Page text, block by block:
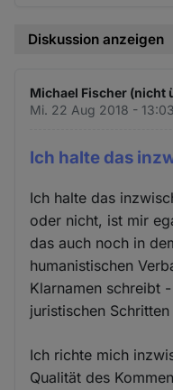
Diskussion anzeigen
Michael Fischer (nicht
Mi. 22 Aug 2018 - 13:03
Ich halte das
Ich halte das
oder nicht, ist mir
das auch noch in
humanistischen
Klarnamen schreibt
juristischen
Ich richte mich
Qualität des